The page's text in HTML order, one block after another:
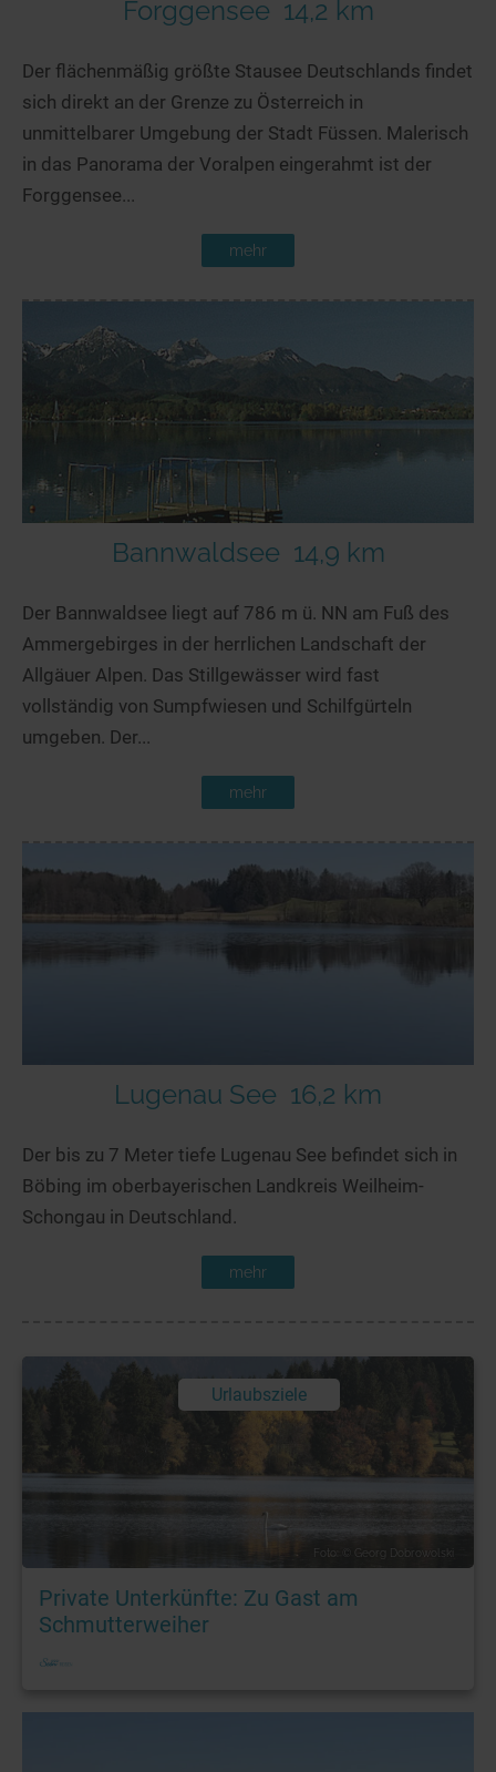
Forggensee 14,2 km
Der flächenmäßig größte Stausee Deutschlands findet
sich direkt an der Grenze zu Österreich in
unmittelbarer Umgebung der Stadt Füssen. Malerisch
in das Panorama der Voralpen eingerahmt ist der
Forggensee...
mehr
Bannwaldsee 14,9 km
Der Bannwaldsee liegt auf 786 m ü. NN am Fuß des
Ammergebirges in der herrlichen Landschaft der
Allgäuer Alpen. Das Stillgewässer wird fast
vollständig von Sumpfwiesen und Schilfgürteln
umgeben. Der...
mehr
Lugenau See 16,2 km
Der bis zu 7 Meter tiefe Lugenau See befindet sich in
Böbing im oberbayerischen Landkreis Weilheim-
Schongau in Deutschland.
mehr
Urlaubsziele
Foto: © Georg Dobrowolski
Private Unterkünfte: Zu Gast am
Schmutterweiher